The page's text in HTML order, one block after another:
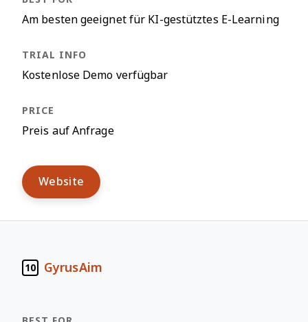
Am besten geeignet für KI-gestütztes E-Learning
Kostenlose Demo verfügbar
Preis auf Anfrage
Website
10 GyrusAim